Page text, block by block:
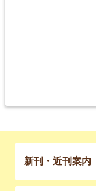
新刊・近刊案内